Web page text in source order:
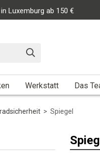
Luxemburg ab 150 €
Werkstatt Das
> Spiegel